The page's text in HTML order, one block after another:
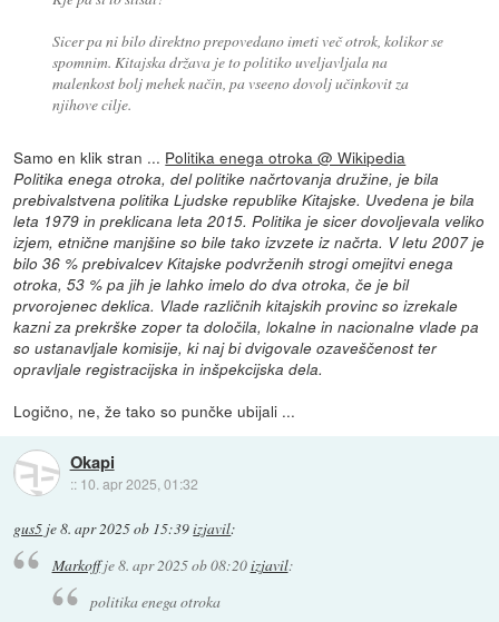
Sicer pa ni bilo direktno prepovedano imeti več otrok, kolikor se
spomnim. Kitajska država je to politiko uveljavljala na
malenkost bolj mehek način, pa vseeno dovolj učinkovit za
njihove cilje.
Samo en klik stran ... Politika enega otroka @ Wikipedia
Politika enega otroka, del politike načrtovanja družine, je bila
prebivalstvena politika Ljudske republike Kitajske. Uvedena je bila
leta 1979 in preklicana leta 2015. Politika je sicer dovoljevala veliko
izjem, etnične manjšine so bile tako izvzete iz načrta. V letu 2007 je
bilo 36 % prebivalcev Kitajske podvrženih strogi omejitvi enega
otroka, 53 % pa jih je lahko imelo do dva otroka, če je bil
prvorojenec deklica. Vlade različnih kitajskih provinc so izrekale
kazni za prekrške zoper ta določila, lokalne in nacionalne vlade pa
so ustanavljale komisije, ki naj bi dvigovale ozaveščenost ter
opravljale registracijska in inšpekcijska dela.
Logično, ne, že tako so punčke ubijali ...
Okapi
:: 10. apr 2025, 01:32
gus5 je8. apr 2025 ob 15:39izjavil:
Markoffje8. apr 2025 ob 08:20izjavil:
politika enega otroka